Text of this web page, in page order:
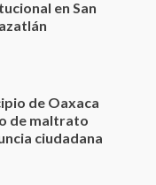
de maltrato
ciudadana
investiga por
de
y